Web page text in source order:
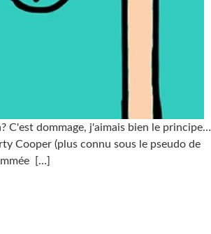
C'est dommage, j'aimais bien le principe…
Cooper (plus connu sous le pseudo de
[…]